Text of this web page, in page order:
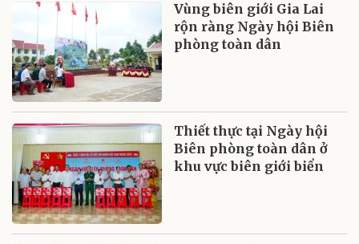
Vùng biên giới Gia Lai
rộn ràng Ngày hội Biên
phòng toàn dân
Thiết thực tại Ngày hội
Biên phòng toàn dân ở
khu vực biên giới biển